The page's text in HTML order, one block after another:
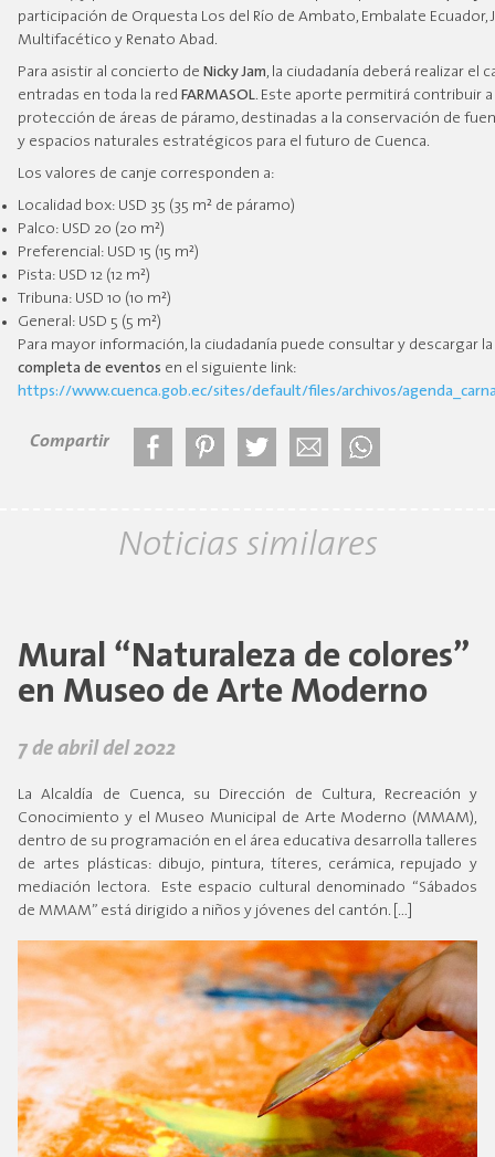
participación de Orquesta Los del Río de Ambato, Embalate Ecuador,
Multifacético y Renato Abad.
Para asistir al concierto de Nicky Jam, la ciudadanía deberá realizar el
entradas en toda la red FARMASOL. Este aporte permitirá contribuir a
protección de áreas de páramo, destinadas a la conservación de
y espacios naturales estratégicos para el futuro de Cuenca.
Los valores de canje corresponden a:
Localidad box: USD 35 (35 m² de páramo)
Palco: USD 20 (20 m²)
Preferencial: USD 15 (15 m²)
Pista: USD 12 (12 m²)
Tribuna: USD 10 (10 m²)
General: USD 5 (5 m²)
Para mayor información, la ciudadanía puede consultar y descargar la
completa de eventos en el siguiente link:
https://www.cuenca.gob.ec/sites/default/files/archivos/
Compartir
Noticias similares
Mural “Naturaleza de colores”
en Museo de Arte Moderno
7 de abril del 2022
La Alcaldía de Cuenca, su Dirección de Cultura, Recreación y
Conocimiento y el Museo Municipal de Arte Moderno (MMAM),
dentro de su programación en el área educativa desarrolla talleres
de artes plásticas: dibujo, pintura, títeres, cerámica, repujado y
mediación lectora. Este espacio cultural denominado “Sábados
de MMAM” está dirigido a niños y jóvenes del cantón. […]